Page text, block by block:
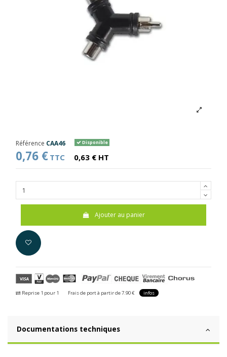
Référence CAA46 Disponible
0,76 € TTC 0,63 € HT
Ajouter au panier
Reprise 1 pour 1 Frais de port à partir de 7.90 € infos
Documentations techniques